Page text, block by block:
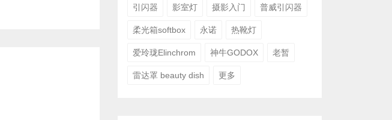
引闪器 影室灯 摄影入门 普威引闪器
柔光箱softbox 永诺 热靴灯
爱玲珑Elinchrom 神牛GODOX 老暂
雷达罩 beauty dish 更多